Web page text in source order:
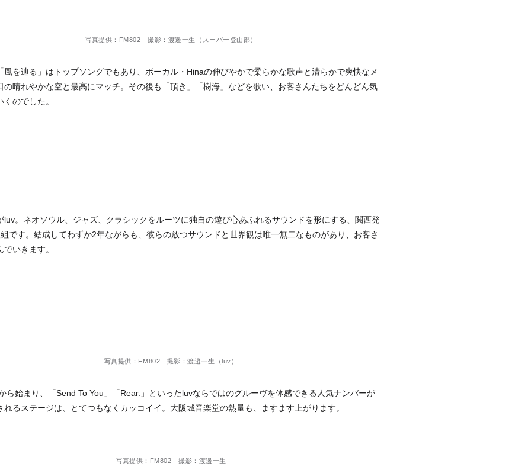
写真提供：FM802 撮影：渡邉一生（スーパー登山部）
風を辿る」はトップソングでもあり、ボーカル・Hinaの伸びやかで柔らかな歌声と清らかで爽快なメ
の晴れやかな空と最高にマッチ。その後も「頂き」「樹海」などを歌い、お客さんたちをどんどん気
のでした。
luv。ネオソウル、ジャズ、クラシックをルーツに独自の遊び心あふれるサウンドを形にする、関西発
です。結成してわずか2年ながらも、彼らの放つサウンドと世界観は唯一無二なものがあり、お客さ
いきます。
写真提供：FM802 撮影：渡邉一生（luv）
ら始まり、「Send To You」「Rear.」といったluvならではのグルーヴを体感できる人気ナンバーが
れるステージは、とてつもなくカッコイイ。大阪城音楽堂の熱量も、ますます上がります。
写真提供：FM802 撮影：渡邉一生